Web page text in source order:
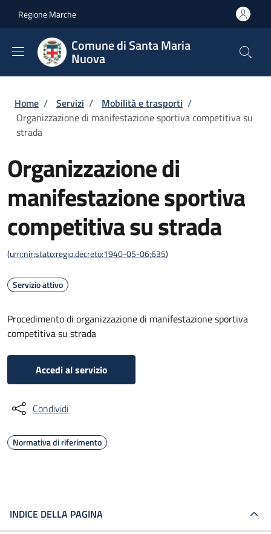
Regione Marche
Comune di Santa Maria
Nuova
Briciole di pane
Home / Servizi / Mobilità e trasporti /
Organizzazione di manifestazione sportiva competitiva su
strada
Organizzazione di
manifestazione sportiva
competitiva su strada
(urn:nir:stato:regio.decreto:1940-05-06;635)
Servizio attivo
Procedimento di organizzazione di manifestazione sportiva
competitiva su strada
Accedi al servizio
Condividi
Normativa di riferimento
INDICE DELLA PAGINA